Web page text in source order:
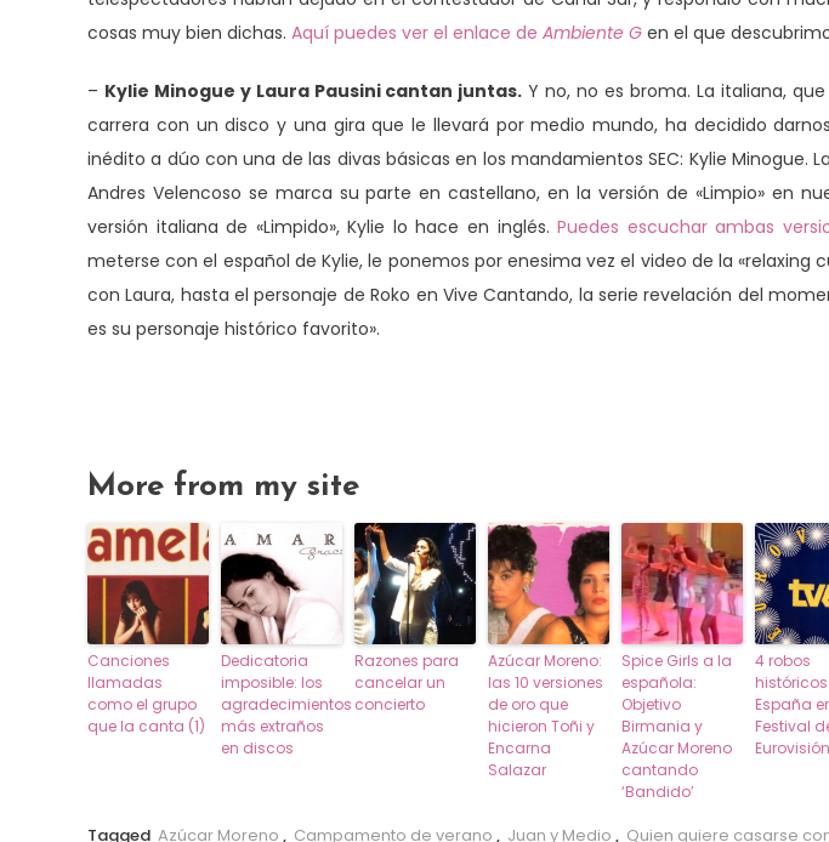
cosas muy bien dichas. Aquí puedes ver el enlace de Ambiente G en el que
– Kylie Minogue y Laura Pausini cantan juntas. Y no, no es broma. La italiana,
carrera con un disco y una gira que le llevará por medio mundo, ha decidido
inédito a dúo con una de las divas básicas en los mandamientos SEC: Kylie Minogue.
Andres Velencoso se marca su parte en castellano, en la versión de «Limpio» en
versión italiana de «Limpido», Kylie lo hace en inglés.Puedes escuchar ambas
meterse con el español de Kylie, le ponemos por enesima vez el video de la «relaxing
con Laura, hasta el personaje de Roko en Vive Cantando, la serie revelación del
es su personaje histórico favorito».
More from my site
Canciones
llamadas
como el grupo
que la canta (1)
Dedicatoria
imposible: los
agradecimientos
más extraños
en discos
Razones para
cancelar un
concierto
Azúcar Moreno:
las 10 versiones
de oro que
hicieron Toñi y
Encarna
Salazar
Spice Girls a la
española:
Objetivo
Birmania y
Azúcar Moreno
cantando
‘Bandido’
4 robos
España
Festival
Eurovisión
Tagged Azúcar Moreno , Campamento de verano , Juan y Medio , Quien quiere casarse